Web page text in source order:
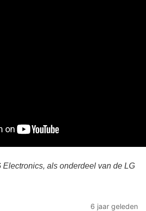
Electronics, als onderdeel van de LG
6 jaar geleden